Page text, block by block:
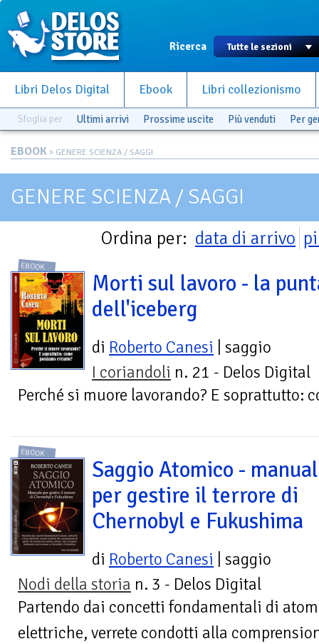
Ricerca
Libri Delos Digital Ebook Libri collezionismo
Sfoglia per Ultimi arrivi Prossime uscite Più venduti Per
EBOOK > GENERE SCIENZA / SAGGI
GENERE SCIENZA / SAGGI
Ordina per: data di arrivo
EBOOK
Morti sul lavoro - la
dell'iceberg
di Roberto Canesi | saggio
I coriandoli n. 21 - Delos Digital
Perché si muore lavorando? E soprattutto:
EBOOK
Saggio Atomico -
per gestire il terrore di
Chernobyl e Fukushima
di Roberto Canesi | saggio
Nodi della storia n. 3 - Delos Digital
Partendo dai concetti fondamentali di
elettriche, verrete condotti alla